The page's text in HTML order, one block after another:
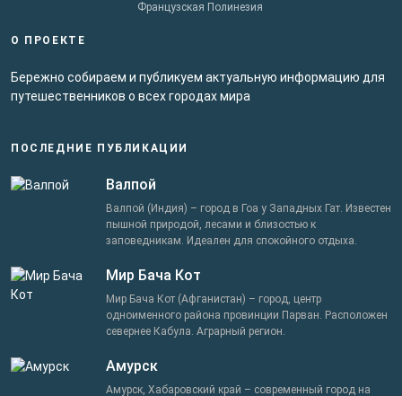
Французская Полинезия
О ПРОЕКТЕ
Бережно собираем и публикуем актуальную информацию для
путешественников о всех городах мира
ПОСЛЕДНИЕ ПУБЛИКАЦИИ
Валпой
Валпой (Индия) – город в Гоа у Западных Гат. Известен
пышной природой, лесами и близостью к
заповедникам. Идеален для спокойного отдыха.
Мир Бача Кот
Мир Бача Кот (Афганистан) – город, центр
одноименного района провинции Парван. Расположен
севернее Кабула. Аграрный регион.
Амурск
Амурск, Хабаровский край – современный город на